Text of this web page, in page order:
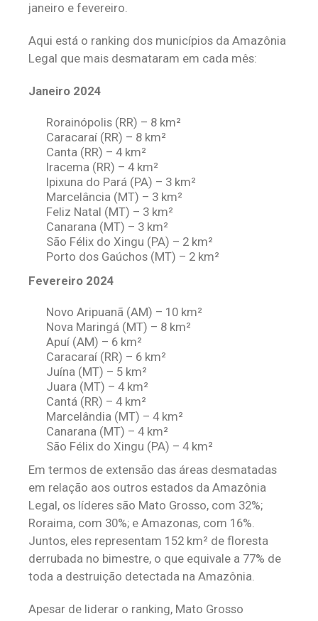
janeiro e fevereiro.
Aqui está o ranking dos municípios da Amazônia
Legal que mais desmataram em cada mês:
Janeiro 2024
Rorainópolis (RR) – 8 km²
Caracaraí (RR) – 8 km²
Canta (RR) – 4 km²
Iracema (RR) – 4 km²
Ipixuna do Pará (PA) – 3 km²
Marcelância (MT) – 3 km²
Feliz Natal (MT) – 3 km²
Canarana (MT) – 3 km²
São Félix do Xingu (PA) – 2 km²
Porto dos Gaúchos (MT) – 2 km²
Fevereiro 2024
Novo Aripuanã (AM) – 10 km²
Nova Maringá (MT) – 8 km²
Apuí (AM) – 6 km²
Caracaraí (RR) – 6 km²
Juína (MT) – 5 km²
Juara (MT) – 4 km²
Cantá (RR) – 4 km²
Marcelândia (MT) – 4 km²
Canarana (MT) – 4 km²
São Félix do Xingu (PA) – 4 km²
Em termos de extensão das áreas desmatadas
em relação aos outros estados da Amazônia
Legal, os líderes são Mato Grosso, com 32%;
Roraima, com 30%; e Amazonas, com 16%.
Juntos, eles representam 152 km² de floresta
derrubada no bimestre, o que equivale a 77% de
toda a destruição detectada na Amazônia.
Apesar de liderar o ranking, Mato Grosso